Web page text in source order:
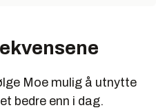
Moe mulig å utnytte
bedre enn i dag.